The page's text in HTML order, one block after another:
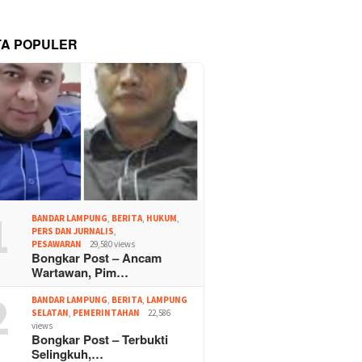
POPULER
BANDAR LAMPUNG BERITA HUKUM
PERS DAN JURNALIS
PESAWARAN
29,580 views
Bongkar Post – Ancam
Wartawan, Pim…
BANDAR LAMPUNG BERITA LAMPUNG
SELATAN PEMERINTAHAN
22,586
views
Bongkar Post – Terbukti
Selingkuh,…